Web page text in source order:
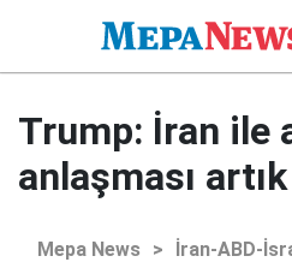
Trump: İran ile
anlaşması
Mepa News > İran-ABD-